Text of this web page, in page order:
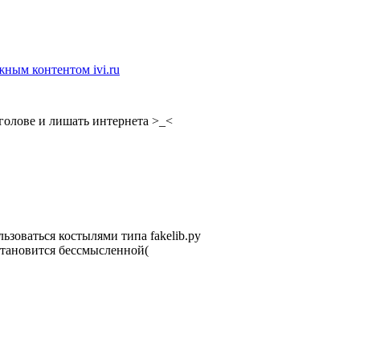
контентом ivi.ru
и лишать интернета >_<
костылями типа fakelib.py
бессмысленной(